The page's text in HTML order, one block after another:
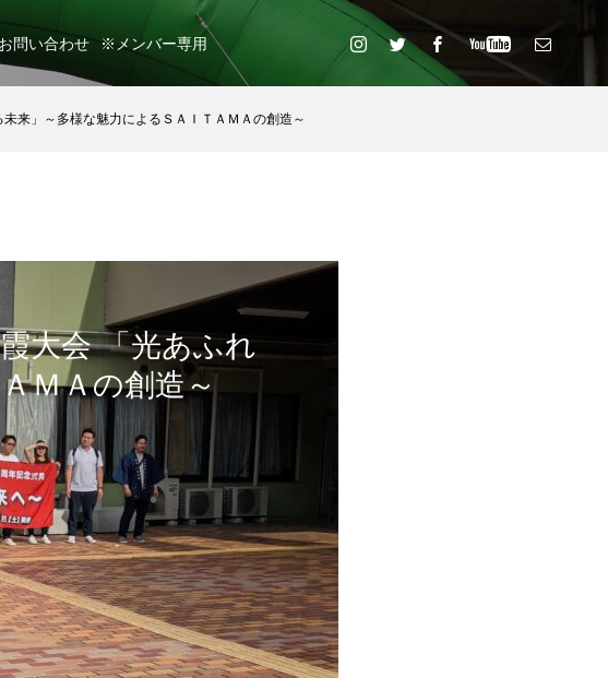
お問い合わせ ※メンバー専用
」～多様な魅力によるＳＡＩＴＡＭＡの創造～
大会 「光あふれ
ＭＡの創造～